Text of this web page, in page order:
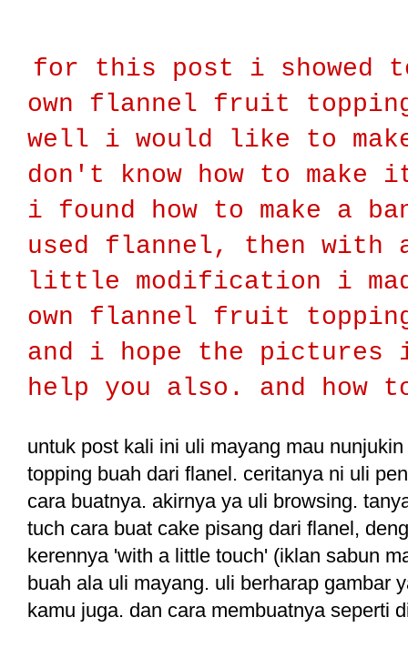
for this post i showed
own flannel fruit
well i would like to
don't know how to make
i found how to make a
used flannel, then with
little modification i
own flannel fruit
and i hope the pictures
help you also. and how
untuk post kali ini uli mayang mau
topping buah dari flanel. ceritanya ni uli
cara buatnya. akirnya ya uli browsing.
tuch cara buat cake pisang dari flanel,
kerennya 'with a little touch' (iklan sabun
buah ala uli mayang. uli berharap gambar
kamu juga. dan cara membuatnya seperti